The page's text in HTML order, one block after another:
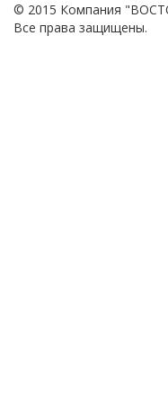
© 2015 Компания
Все права защищены.